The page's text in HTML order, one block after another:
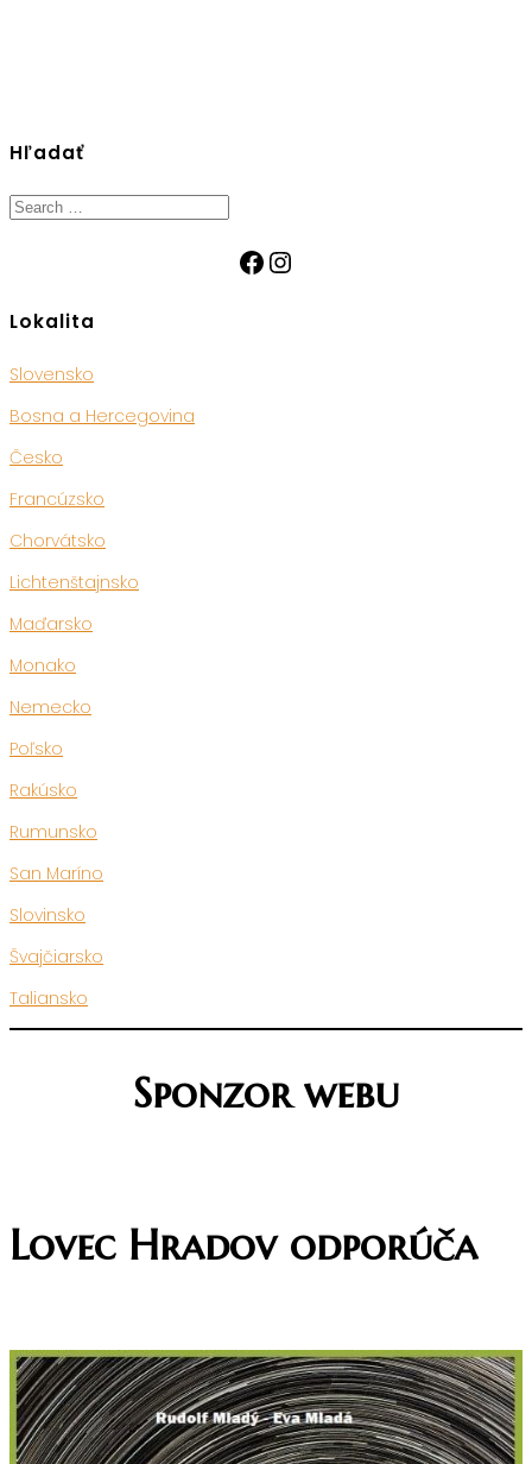
Hľadať
Search
Facebook
Instagram
Lokalita
Slovensko
Bosna a Hercegovina
Česko
Francúzsko
Chorvátsko
Lichtenštajnsko
Maďarsko
Monako
Nemecko
Poľsko
Rakúsko
Rumunsko
San Maríno
Slovinsko
Švajčiarsko
Taliansko
Sponzor webu
Lovec Hradov odporúča